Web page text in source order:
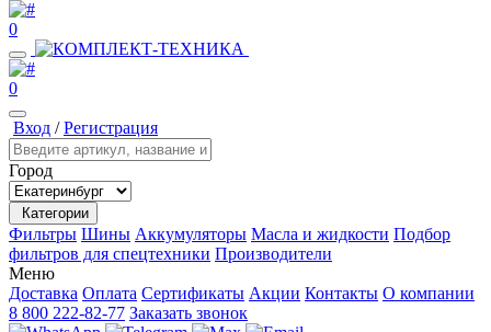
0
0
Вход /Регистрация
Город
Категории
Фильтры Шины Аккумуляторы Масла и жидкости Подбор
фильтров для спецтехники Производители
Меню
Доставка Оплата Сертификаты Акции Контакты О компании
8 800 222-82-77 Заказать звонок